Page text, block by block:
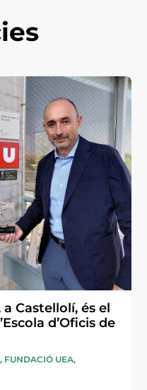
Castellolí, és el
d’Oficis de
, FUNDACIÓ UEA,